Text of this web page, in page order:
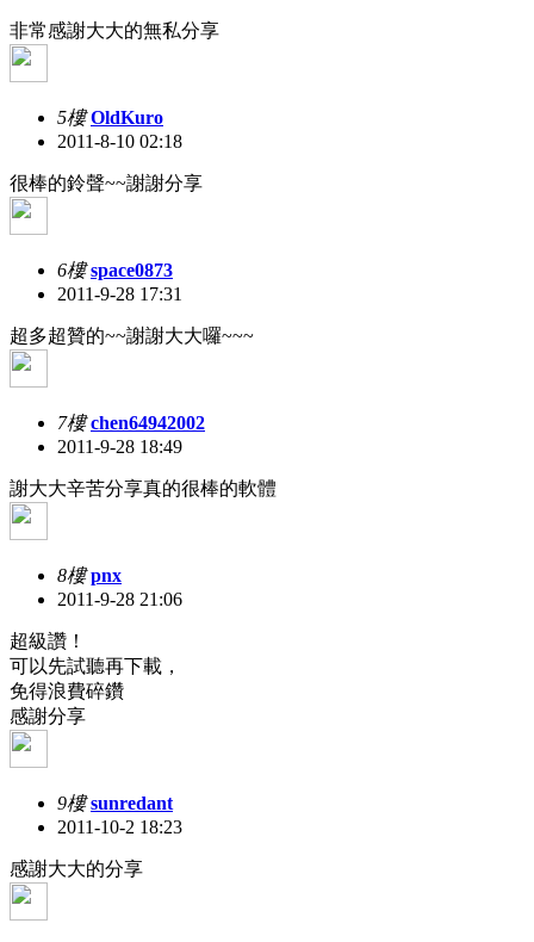
非常感謝大大的無私分享
5樓 OldKuro
2011-8-10 02:18
很棒的鈴聲~~謝謝分享
6樓 space0873
2011-9-28 17:31
超多超贊的~~謝謝大大囉~~~
7樓 chen64942002
2011-9-28 18:49
謝大大辛苦分享真的很棒的軟體
8樓 pnx
2011-9-28 21:06
超級讚！
可以先試聽再下載，
免得浪費碎鑽
感謝分享
9樓 sunredant
2011-10-2 18:23
感謝大大的分享